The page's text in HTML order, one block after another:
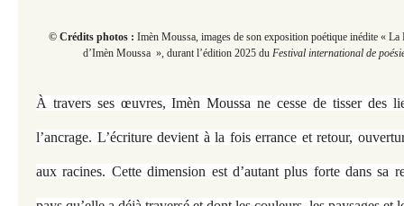
© Crédits photos : Imèn Moussa, images de son exposition poétique inédite « La
d’Imèn Moussa », durantl’édition 2025 du Festival international de
À travers ses œuvres, Imèn Moussa ne cesse de tisser des
l’ancrage. L’écriture devient à la fois errance et retour,
aux racines. Cette dimension est d’autant plus forte dans sa